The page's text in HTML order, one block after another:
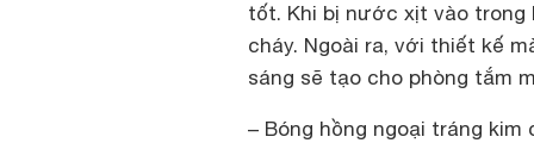
tốt. Khi bị nước xịt vào trong
cháy. Ngoài ra, với thiết kế
sáng sẽ tạo cho phòng tắm
– Bóng hồng ngoại tráng